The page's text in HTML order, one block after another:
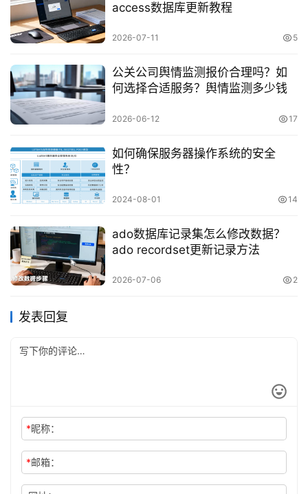
access数据库更新教程
2026-07-11 5
公关公司舆情监测报价合理吗？如
何选择合适服务？舆情监测多少钱
2026-06-12 17
如何确保服务器操作系统的安全
性？
2024-08-01 14
ado数据库记录集怎么修改数据？
ado recordset更新记录方法
2026-07-06 2
发表回复
*昵称：
*邮箱：